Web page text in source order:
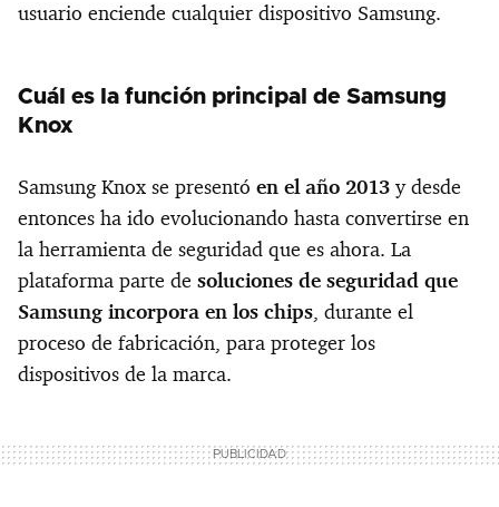
usuario enciende cualquier dispositivo Samsung.
Cuál es la función principal de Samsung
Knox
Samsung Knox se presentó en el año 2013 y desde
entonces ha ido evolucionando hasta convertirse en
la herramienta de seguridad que es ahora. La
plataforma parte de soluciones de seguridad que
Samsung incorpora en los chips, durante el
proceso de fabricación, para proteger los
dispositivos de la marca.